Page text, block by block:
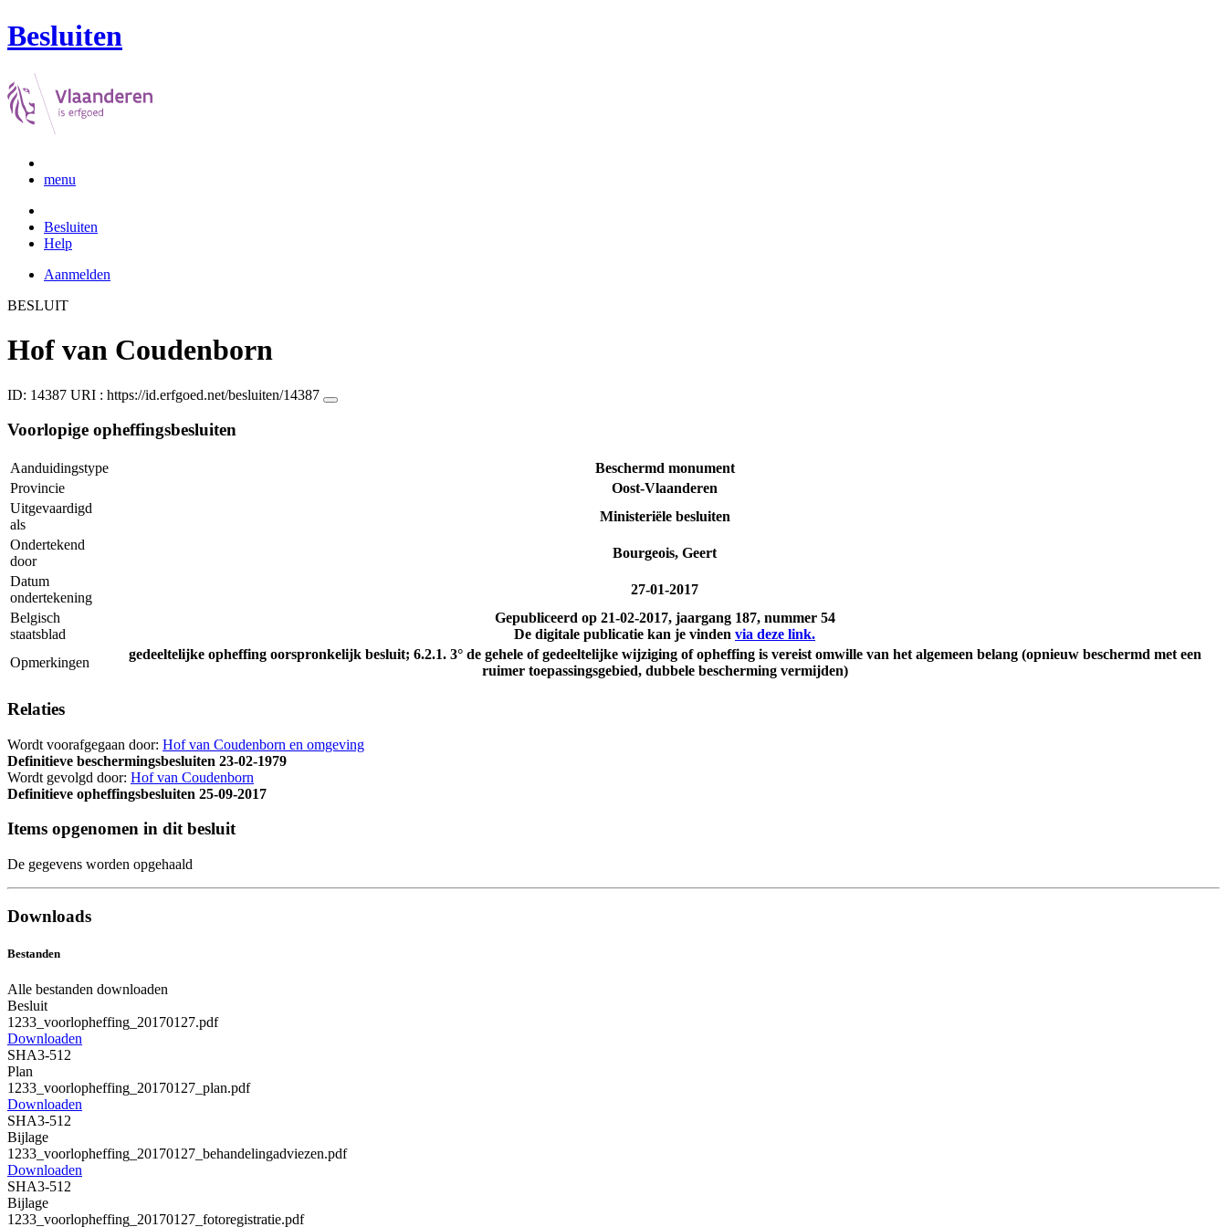
Besluiten
menu
Besluiten
Help
Aanmelden
BESLUIT
Hof van Coudenborn
ID: 14387 URI : https://id.erfgoed.net/besluiten/14387
Voorlopige opheffingsbesluiten
Aanduidingstype
Beschermd monument
Provincie
Oost-Vlaanderen
Uitgevaardigd
als
Ministeriële besluiten
Ondertekend
door
Bourgeois, Geert
Datum
ondertekening
27-01-2017
Belgisch
staatsblad
Gepubliceerd op 21-02-2017, jaargang 187, nummer 54
De digitale publicatie kan je vinden via deze link.
Opmerkingen
gedeeltelijke opheffing oorspronkelijk besluit; 6.2.1. 3° de gehele of gedeeltelijke wijziging of opheffing is vereist omwille van het algemeen belang (opnieuw beschermd met een
ruimer toepassingsgebied, dubbele bescherming vermijden)
Relaties
Wordt voorafgegaan door: Hof van Coudenborn en omgeving
Definitieve beschermingsbesluiten 23-02-1979
Wordt gevolgd door: Hof van Coudenborn
Definitieve opheffingsbesluiten 25-09-2017
Items opgenomen in dit besluit
De gegevens worden opgehaald
Downloads
Bestanden
Alle bestanden downloaden
Besluit
1233_voorlopheffing_20170127.pdf
Downloaden
SHA3-512
Plan
1233_voorlopheffing_20170127_plan.pdf
Downloaden
SHA3-512
Bijlage
1233_voorlopheffing_20170127_behandelingadviezen.pdf
Downloaden
SHA3-512
Bijlage
1233_voorlopheffing_20170127_fotoregistratie.pdf